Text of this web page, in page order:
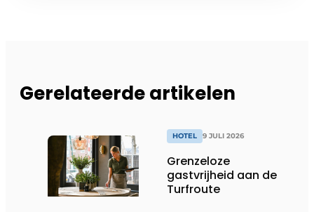
Gerelateerde artikelen
HOTEL 9 JULI 2026
Grenzeloze
gastvrijheid aan de
Turfroute